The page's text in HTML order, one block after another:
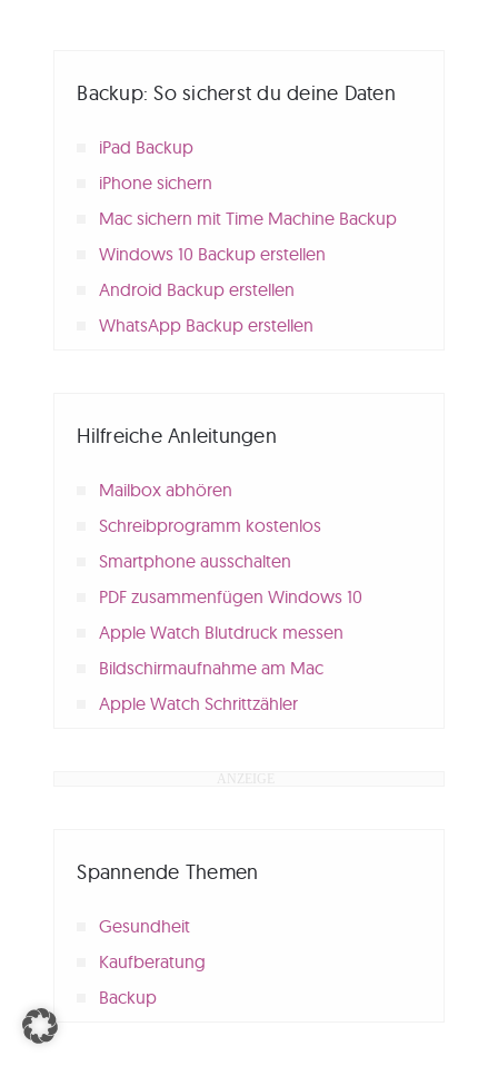
Backup: So sicherst du deine Daten
iPad Backup
iPhone sichern
Mac sichern mit Time Machine Backup
Windows 10 Backup erstellen
Android Backup erstellen
WhatsApp Backup erstellen
Hilfreiche Anleitungen
Mailbox abhören
Schreibprogramm kostenlos
Smartphone ausschalten
PDF zusammenfügen Windows 10
Apple Watch Blutdruck messen
Bildschirmaufnahme am Mac
Apple Watch Schrittzähler
Spannende Themen
Gesundheit
Kaufberatung
Backup